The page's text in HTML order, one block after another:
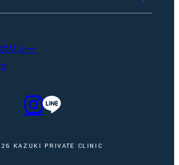
リシー
KAZUKI PRIVATE CLINIC